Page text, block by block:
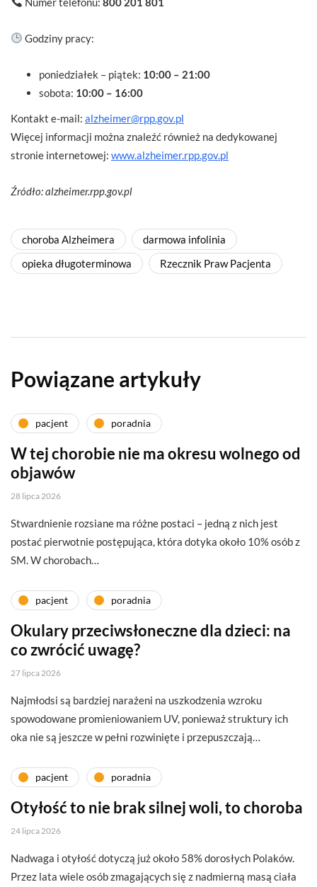
Godziny pracy:
poniedziałek – piątek: 10:00 – 21:00
sobota: 10:00 – 16:00
Kontakt e-mail: alzheimer@rpp.gov.pl
Więcej informacji można znaleźć również na dedykowanej
stronie internetowej: www.alzheimer.rpp.gov.pl
Źródło: alzheimer.rpp.gov.pl
choroba Alzheimera
darmowa infolinia
opieka długoterminowa
Rzecznik Praw Pacjenta
Powiązane artykuły
pacjent poradnia
W tej chorobie nie ma okresu wolnego od
objawów
28 lipca 2026
Stwardnienie rozsiane ma różne postaci – jedną z nich jest
postać pierwotnie postępująca, która dotyka około 10% osób z
SM. W chorobach…
pacjent poradnia
Okulary przeciwsłoneczne dla dzieci: na
co zwrócić uwagę?
27 lipca 2026
Najmłodsi są bardziej narażeni na uszkodzenia wzroku
spowodowane promieniowaniem UV, ponieważ struktury ich
oka nie są jeszcze w pełni rozwinięte i przepuszczają…
pacjent poradnia
Otyłość to nie brak silnej woli, to choroba
24 lipca 2026
Nadwaga i otyłość dotyczą już około 58% dorosłych Polaków.
Przez lata wiele osób zmagających się z nadmierną masą ciała